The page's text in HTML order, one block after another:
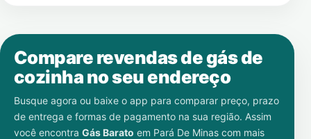
Compare revendas de gás de
cozinha no seu endereço
Busque agora ou baixe o app para comparar preço, prazo
de entrega e formas de pagamento na sua região. Assim
você encontra Gás Barato em Pará De Minas com mais